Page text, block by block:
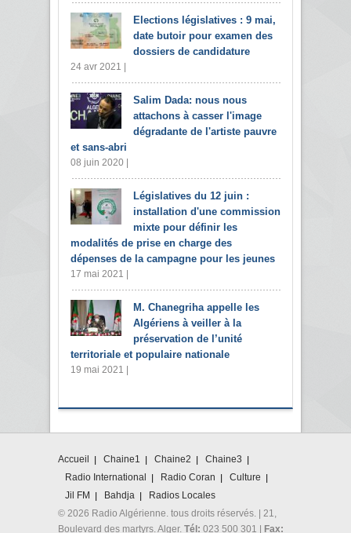
Elections législatives : 9 mai,
date butoir pour examen des
dossiers de candidature
24 avr 2021 |
Salim Dada: nous nous
attachons à casser l'image
dégradante de l'artiste pauvre
et sans-abri
08 juin 2020 |
Législatives du 12 juin :
installation d'une commission
mixte pour définir les
modalités de prise en charge des
dépenses de la campagne pour les jeunes
17 mai 2021 |
M. Chanegriha appelle les
Algériens à veiller à la
préservation de l’unité
territoriale et populaire nationale
19 mai 2021 |
Accueil Chaine1 Chaine2
Chaine3
Radio International
Radio Coran
Culture
Jil FM
Bahdja
Radios Locales
© 2026 Radio Algérienne. tous droits réservés. | 21,
Boulevard des martyrs. Alger. Tél: 023 500 301 | Fax: